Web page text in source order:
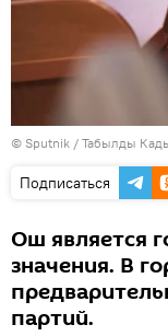
© Sputnik / Табылды
Подписаться
Ош является
значения. В
партий.